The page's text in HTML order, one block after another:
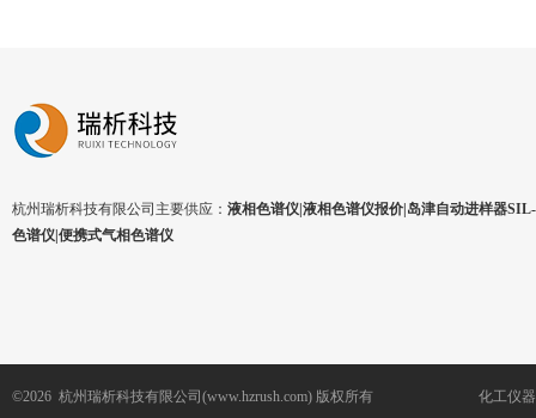
杭州瑞析科技有限公司主要供应： 液相色谱仪|液相色谱仪报价|岛津自动进样器
色谱仪|便携式气相色谱仪
©2026 杭州瑞析科技有限公司(www.hzrush.com) 版权所有 化工仪